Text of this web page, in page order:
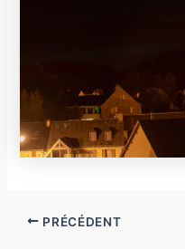
PRÉCÉDENT